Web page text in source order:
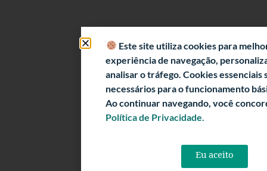
Este site utiliza cookies para
experiência de navegação,
analisar o tráfego. Cookies essenciais
necessários para o funcionamento
Ao continuar navegando, você
Política de Privacidade.
Eu aceito